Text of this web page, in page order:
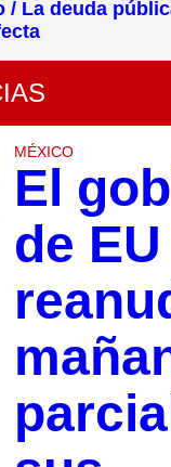
/ La deuda
MÉXICO
El
de EU